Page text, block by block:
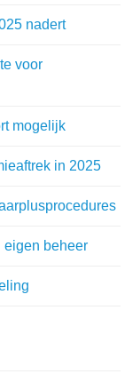
nadert
voor
mogelijk
in 2025
eigen beheer